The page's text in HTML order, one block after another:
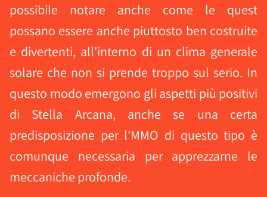
possibile notare anche come le quest
possano essere anche piuttosto ben costruite
e divertenti, all'interno di un clima generale
solare che non si prende troppo sul serio. In
questo modo emergono gli aspetti più positivi
di Stella Arcana, anche se una certa
predisposizione per l'MMO di questo tipo è
comunque necessaria per apprezzarne le
meccaniche profonde.